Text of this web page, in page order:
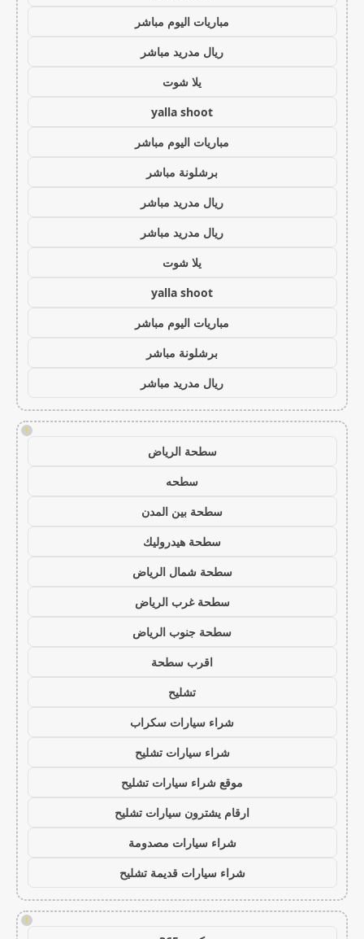
مباريات اليوم مباشر
ريال مدريد مباشر
يلا شوت
yalla shoot
مباريات اليوم مباشر
برشلونة مباشر
ريال مدريد مباشر
ريال مدريد مباشر
يلا شوت
yalla shoot
مباريات اليوم مباشر
برشلونة مباشر
ريال مدريد مباشر
!
سطحة الرياض
سطحه
سطحة بين المدن
سطحة هيدروليك
سطحة شمال الرياض
سطحة غرب الرياض
سطحة جنوب الرياض
اقرب سطحة
تشليح
شراء سيارات سكراب
شراء سيارات تشليح
موقع شراء سيارات تشليح
ارقام يشترون سيارات تشليح
شراء سيارات مصدومة
شراء سيارات قديمة تشليح
!